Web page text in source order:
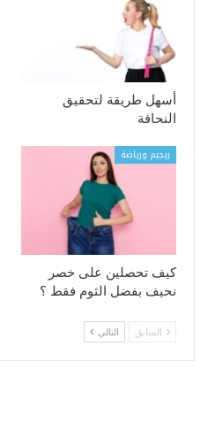
أسهل طريقة لتحقيق
النحافة
ريجيم ورياضة
كيف تحصلين على خصر
نحيف بفضل الثوم فقط ؟
السابق التالي